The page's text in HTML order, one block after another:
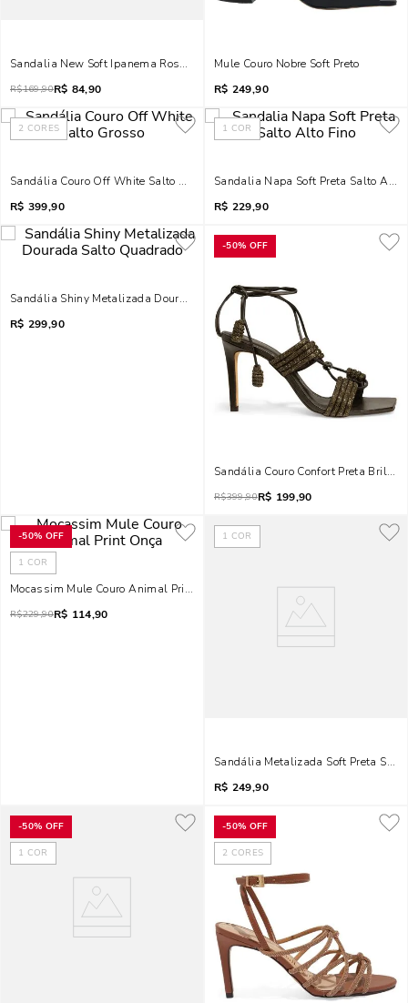
Sandalia New Soft Ipanema Rosa Claro
R$169,90R$ 84,90
Mule Couro Nobre Soft Preto
R$ 249,90
2 CORES
Sandália Couro Off White Salto Grosso
R$ 399,90
1 COR
Sandalia Napa Soft Preta Salto Alto
R$ 229,90
Sandália Shiny Metalizada Dourada Salto Quadrado
R$ 299,90
-50% OFF
Sandália Couro Confort Preta Brilho
R$399,90R$ 199,90
-50% OFF
1 COR
Mocassim Mule Couro Animal Print Onça
R$229,90R$ 114,90
1 COR
Sandália Metalizada Soft Preta
R$ 249,90
-50% OFF
1 COR
-50% OFF
2 CORES